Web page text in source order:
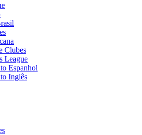
Clubes
League
Espanhol
Inglês